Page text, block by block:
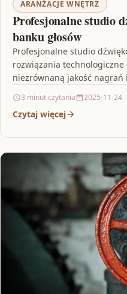
ARANŻACJE WNĘTRZ
Profesjonalne studio
banku głosów
Profesjonalne studio
rozwiązania
niezrównaną jakość nagrań
3 minut czytania 2025-11-24
Czytaj więcej